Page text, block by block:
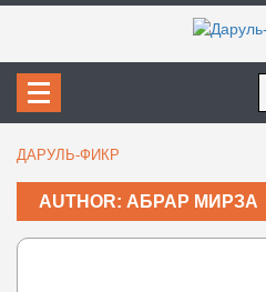
ДАРУЛЬ-ФИКР
AUTHOR: АБРАР МИРЗА